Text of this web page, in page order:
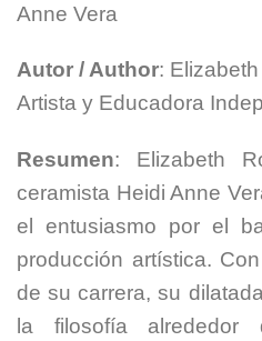
Anne Vera
Autor / Author:
Artista y Educadora
Resumen: Elizabeth
ceramista Heidi Anne
el entusiasmo por el
producción artística.
de su carrera, su
la filosofía